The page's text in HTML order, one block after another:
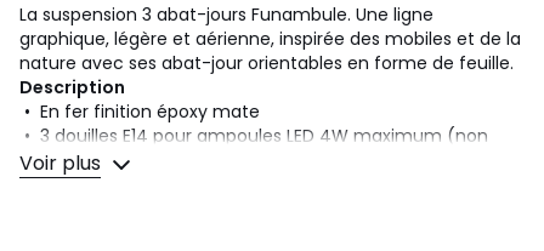
La suspension 3 abat-jours Funambule. Une ligne
graphique, légère et aérienne, inspirée des mobiles et de la
nature avec ses abat-jour orientables en forme de feuille.
Description
• En fer finition époxy mate
• 3 douilles E14 pour ampoules LED 4W maximum (non
fournies)
• Compatible avec des ampoules des classes
Voir plus